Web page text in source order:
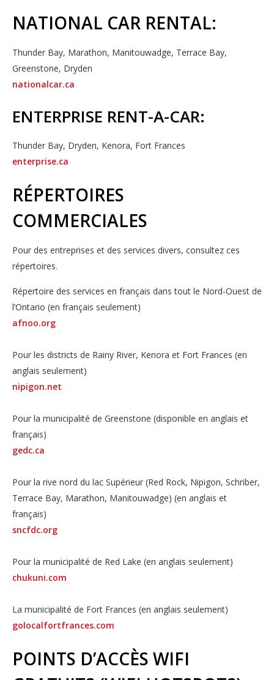
NATIONAL CAR RENTAL:
Thunder Bay, Marathon, Manitouwadge, Terrace Bay,
Greenstone, Dryden
nationalcar.ca
ENTERPRISE RENT-A-CAR:
Thunder Bay, Dryden, Kenora, Fort Frances
enterprise.ca
RÉPERTOIRES
COMMERCIALES
Pour des entreprises et des services divers, consultez ces
répertoires.
Répertoire des services en français dans tout le Nord-Ouest de
l’Ontario (en français seulement)
afnoo.org
Pour les districts de Rainy River, Kenora et Fort Frances (en
anglais seulement)
nipigon.net
Pour la municipalité de Greenstone (disponible en anglais et
français)
gedc.ca
Pour la rive nord du lac Supérieur (Red Rock, Nipigon, Schriber,
Terrace Bay, Marathon, Manitouwadge) (en anglais et
français)
sncfdc.org
Pour la municipalité de Red Lake (en anglais seulement)
chukuni.com
La municipalité de Fort Frances (en anglais seulement)
golocalfortfrances.com
POINTS D’ACCÈS WIFI